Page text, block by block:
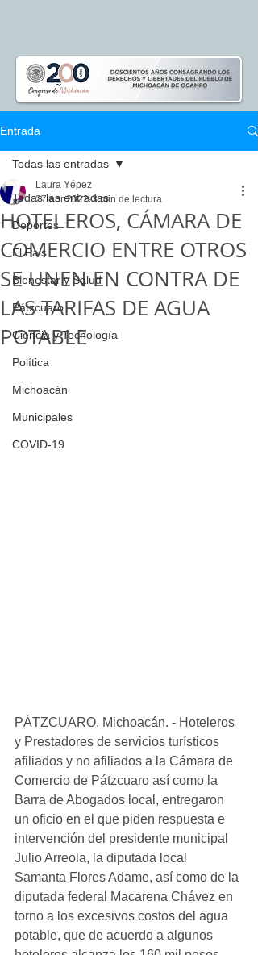
Entrada
Todas las entradas
Deportes
El Pais
Bienestar y Salud
Pátzcuaro
Ciencia y Tecnología
Política
Michoacán
Municipales
COVID-19
Todas las entradas
HOTELEROS, CÁMARA DE
COMERCIO ENTRE OTROS
SE UNEN EN CONTRA DE
LAS TARIFAS DE AGUA
POTABLE
Laura Yépez
27 abr 2022 3 min de lectura
PÁTZCUARO, Michoacán. - Hoteleros
y Prestadores de servicios turísticos
afiliados y no afiliados a la Cámara de
Comercio de Pátzcuaro así como la
Barra de Abogados local, entregaron
un oficio en el que piden respuesta e
intervención del presidente municipal
Julio Arreola, la diputada local
Samanta Flores Adame, así como de la
diputada federal Macarena Chávez en
torno a los excesivos costos del agua
potable, que de acuerdo a algunos